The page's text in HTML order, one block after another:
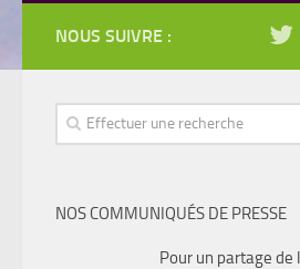
NOUS SUIVRE :
NOS COMMUNIQUÉS DE PRESSE
Pour un partage de